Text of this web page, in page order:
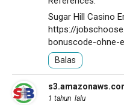
Sugar Hill Casino
https://
bonuscode-ohne-
Balas
1 tahun lalu